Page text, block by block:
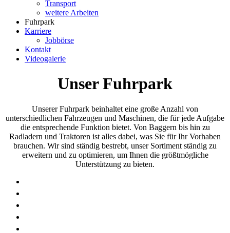
Transport
weitere Arbeiten
Fuhrpark
Karriere
Jobbörse
Kontakt
Videogalerie
Unser Fuhrpark
Unserer Fuhrpark beinhaltet eine große Anzahl von
unterschiedlichen Fahrzeugen und Maschinen, die für jede Aufgabe
die entsprechende Funktion bietet. Von Baggern bis hin zu
Radladern und Traktoren ist alles dabei, was Sie für Ihr Vorhaben
brauchen. Wir sind ständig bestrebt, unser Sortiment ständig zu
erweitern und zu optimieren, um Ihnen die größtmögliche
Unterstützung zu bieten.